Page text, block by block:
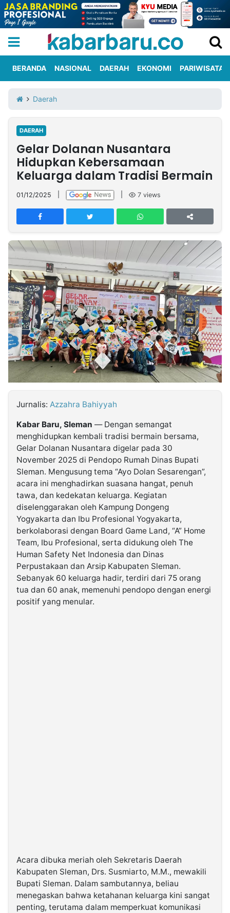
Iklan
Berita
Kami
Nasional
International
Olahraga
Entertainment
Daerah
Pariwisata
Kuliner
Kolom
Network
PT
TREETAN
INDONESIA
Partner
Insight
NTB
Suara
Time
Lens
IDN
Daily
Jogja
Jalan
Rakyat
Idealita
News
Kita
Notice
Dinamikapost.com
Radar
Baru
Seedbacklink
Follow
Kabarbaru
Kabarbaru.co
2026
Kabarbaru
Media
Holding
BERANDA NASIONAL DAERAH EKONOMI PARIWISATA
Daerah
DAERAH
Gelar Dolanan Nusantara
Hidupkan Kebersamaan
Keluarga dalam Tradisi Bermain
01/12/2025 7 views
Jurnalis: Azzahra Bahiyyah
Kabar Baru, Sleman — Dengan semangat
menghidupkan kembali tradisi bermain bersama,
Gelar Dolanan Nusantara digelar pada 30
November 2025 di Pendopo Rumah Dinas Bupati
Sleman. Mengusung tema “Ayo Dolan Sesarengan”,
acara ini menghadirkan suasana hangat, penuh
tawa, dan kedekatan keluarga. Kegiatan
diselenggarakan oleh Kampung Dongeng
Yogyakarta dan Ibu Profesional Yogyakarta,
berkolaborasi dengan Board Game Land, “A” Home
Team, Ibu Profesional, serta didukung oleh The
Human Safety Net Indonesia dan Dinas
Perpustakaan dan Arsip Kabupaten Sleman.
Sebanyak 60 keluarga hadir, terdiri dari 75 orang
tua dan 60 anak, memenuhi pendopo dengan energi
positif yang menular.
Acara dibuka meriah oleh Sekretaris Daerah
Kabupaten Sleman, Drs. Susmiarto, M.M., mewakili
Bupati Sleman. Dalam sambutannya, beliau
menegaskan bahwa ketahanan keluarga kini sangat
penting, terutama dalam memperkuat komunikasi